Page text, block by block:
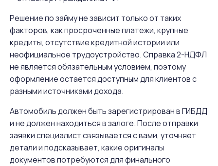
Решение по займу не зависит только от таких
факторов, как просроченные платежи, крупные
кредиты, отсутствие кредитной истории или
неофициальное трудоустройство. Справка 2-НДФЛ
не является обязательным условием, поэтому
оформление остается доступным для клиентов с
разными источниками дохода.
Автомобиль должен быть зарегистрирован в ГИБДД
и не должен находиться в залоге. После отправки
заявки специалист связывается с вами, уточняет
детали и подсказывает, какие оригиналы
документов потребуются для финального